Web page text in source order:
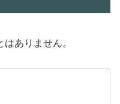
ありません。